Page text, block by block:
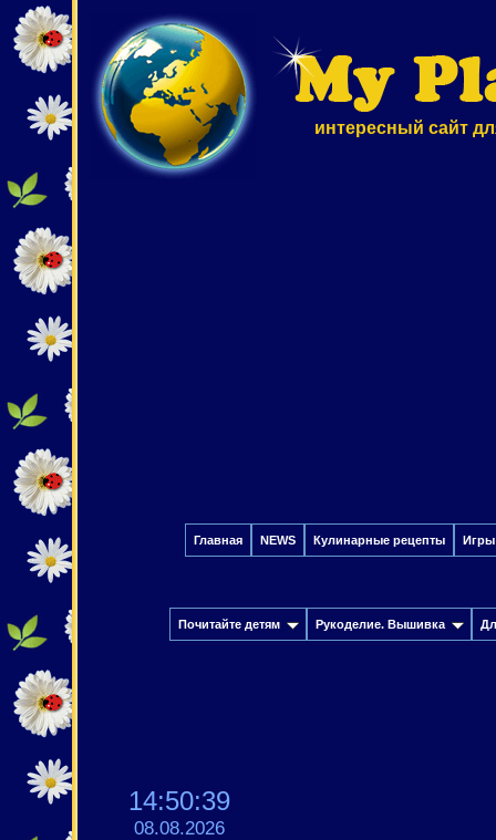
интересный сайт
Главная NEWS Кулинарные рецепты Игры
Почитайте детям Рукоделие. Вышивка
14:50:41
08.08.2026